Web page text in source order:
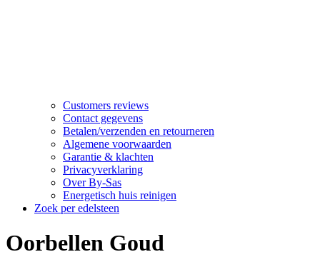
Customers reviews
Contact gegevens
Betalen/verzenden en retourneren
Algemene voorwaarden
Garantie & klachten
Privacyverklaring
Over By-Sas
Energetisch huis reinigen
Zoek per edelsteen
Oorbellen Goud